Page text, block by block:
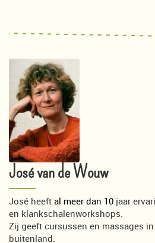
José van de Wouw
José heeft al meer dan 10 jaar
en klankschalenworkshops.
Zij geeft cursussen en massages
buitenland.